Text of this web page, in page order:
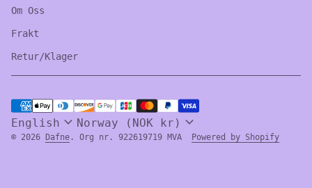
Om Oss
Frakt
Retur/Klager
Payment methods
English expand_more Norway (NOK kr) expand_more
© 2026 Dafne . Org nr. 922619719 MVA Powered by Shopify(link